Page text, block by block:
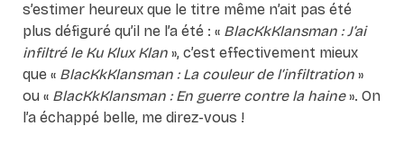
s’estimer heureux que le titre même n’ait pas été
plus défiguré qu’il ne l’a été : « BlacKkKlansman : J’ai
infiltré le Ku Klux Klan», c’est effectivement mieux
que « BlacKkKlansman : La couleur de l’infiltration»
ou « BlacKkKlansman : En guerre contre la haine». On
l’a échappé belle, me direz-vous !